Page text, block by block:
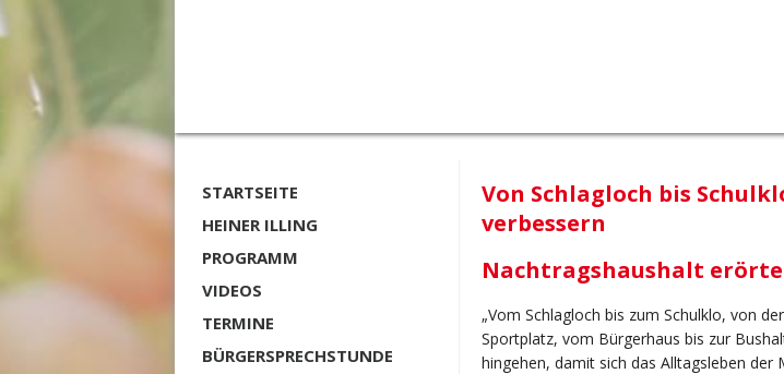
STARTSEITE
HEINER ILLING
PROGRAMM
VIDEOS
TERMINE
BÜRGERSPRECHSTUNDE
Von Schlagloch bis
verbessern
Nachtragshaushalt
„Vom Schlagloch bis zum Schulklo, von
Sportplatz, vom Bürgerhaus bis zur
hingehen, damit sich das Alltagsleben der